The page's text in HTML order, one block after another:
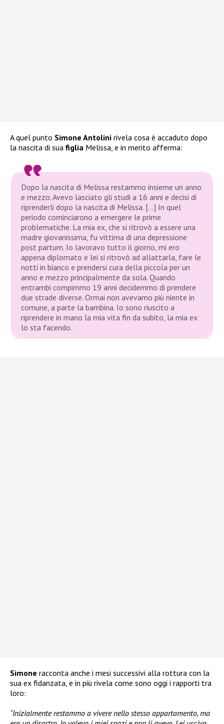
A quel punto Simone Antolini rivela cosa è accaduto dopo
la nascita di sua figlia Melissa, e in merito afferma:
Dopo la nascita di Melissa restammo insieme un anno
e mezzo. Avevo lasciato gli studi a 16 anni e decisi di
riprenderli dopo la nascita di Melissa. […] In quel
periodo cominciarono a emergere le prime
problematiche. La mia ex, che si ritrovò a essere una
madre giovanissima, fu vittima di una depressione
post partum. Io lavoravo tutto il giorno, mi ero
appena diplomato e lei si ritrovò ad allattarla, fare le
notti in bianco e prendersi cura della piccola per un
anno e mezzo principalmente da sola. Quando
entrambi compimmo 19 anni decidemmo di prendere
due strade diverse. Ormai non avevamo più niente in
comune, a parte la bambina. Io sono riuscito a
riprendere in mano la mia vita fin da subito, la mia ex
lo sta facendo.
Simone racconta anche i mesi successivi alla rottura con la
sua ex fidanzata, e in più rivela come sono oggi i rapporti tra
loro:
“Inizialmente restammo a vivere nello stesso appartamento, ma